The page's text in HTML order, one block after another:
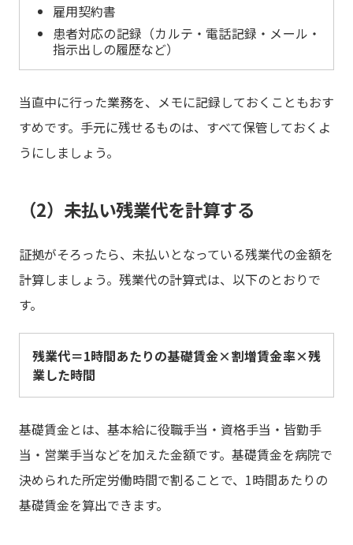
雇用契約書
患者対応の記録（カルテ・電話記録・メール・
指示出しの履歴など）
当直中に行った業務を、メモに記録しておくこともおす
すめです。手元に残せるものは、すべて保管しておくよ
うにしましょう。
（2）未払い残業代を計算する
証拠がそろったら、未払いとなっている残業代の金額を
計算しましょう。残業代の計算式は、以下のとおりで
す。
残業代＝1時間あたりの基礎賃金×割増賃金率×残
業した時間
基礎賃金とは、基本給に役職手当・資格手当・皆勤手
当・営業手当などを加えた金額です。基礎賃金を病院で
決められた所定労働時間で割ることで、1時間あたりの
基礎賃金を算出できます。